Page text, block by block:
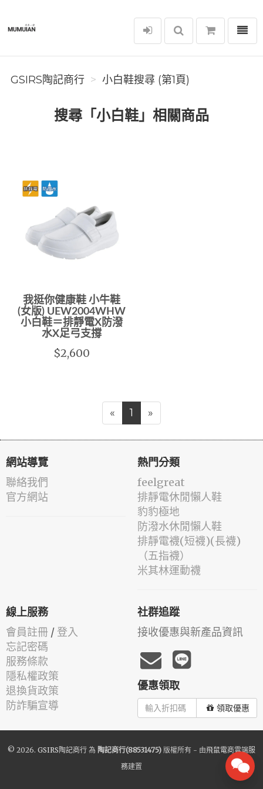
GSIRS陶記商行
選單
GSIRS陶記商行 小白鞋搜尋 (第1頁)
搜尋「小白鞋」相關商品
我挺你健康鞋 小牛鞋
(女版) UEW2004WHW
小白鞋＝排靜電X防潑
水X足弓支撐
$2,600
« 1 »
網站導覽
聯絡我們
官方網站
熱門分類
feelgreat
排靜電休閒懶人鞋
豹豹極地
防潑水休閒懶人鞋
排靜電襪(短襪)(長襪)
（五指襪）
米其林運動襪
線上服務
會員註冊 / 登入
忘記密碼
服務條款
隱私權政策
退換貨政策
防詐騙宣導
社群追蹤
接收優惠與新產品資訊
優惠領取
領取優惠
© 2026. GSIRS陶記商行 為 陶記商行(88531475) 版權所有 - 由飛鼠電商雲端服
務建置